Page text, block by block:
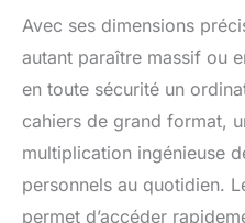
Avec ses dimensions
autant paraître massif ou
en toute sécurité un
cahiers de grand format,
multiplication ingénieuse
personnels au quotidien.
permet d’accéder